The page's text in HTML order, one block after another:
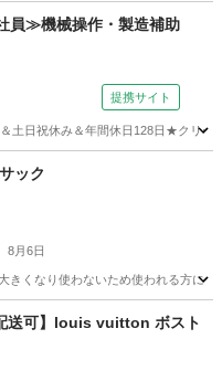
員≫機械操作・製造補助
提携サイト
土日祝休み＆年間休日128日★クリ
ック
8月6日
きくなり使わないため使われる方に
なげや
送可】louis vuitton ボスト